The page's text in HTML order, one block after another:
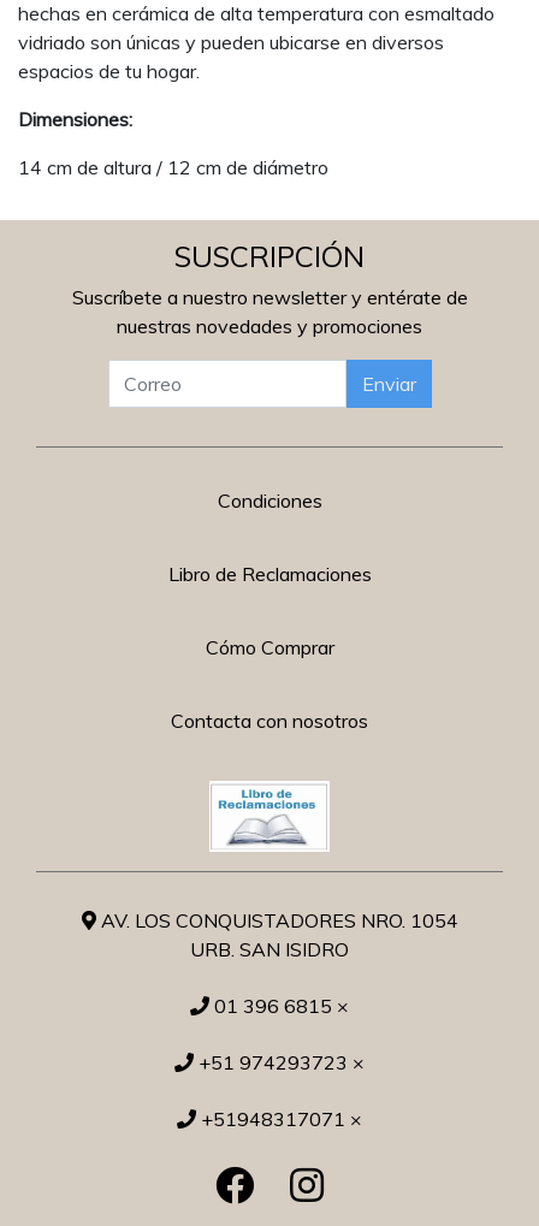
hechas en cerámica de alta temperatura con esmaltado
vidriado son únicas y pueden ubicarse en diversos
espacios de tu hogar.
Dimensiones:
14 cm de altura / 12 cm de diámetro
SUSCRIPCIÓN
Suscríbete a nuestro newsletter y entérate de
nuestras novedades y promociones
Enviar
Condiciones
Libro de Reclamaciones
Cómo Comprar
Contacta con nosotros
AV. LOS CONQUISTADORES NRO. 1054
URB. SAN ISIDRO
01 396 6815 ×
+51 974293723 ×
+51948317071 ×